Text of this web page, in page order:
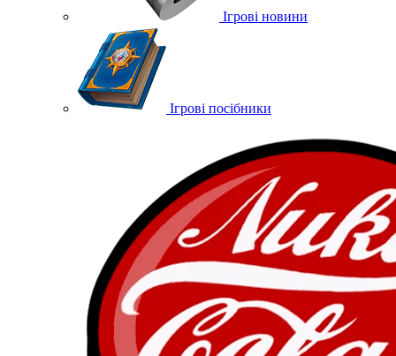
Ігрові новини
Ігрові посібники